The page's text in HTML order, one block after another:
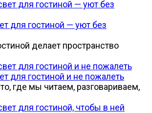
для гостиной — уют без
делает пространство
для гостиной и не пожалеть
где мы читаем, разговариваем,